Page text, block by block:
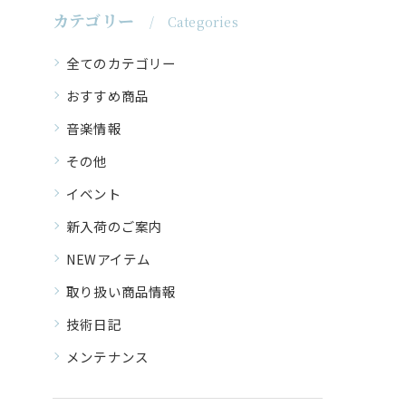
カテゴリー Categories
全てのカテゴリー
おすすめ商品
音楽情報
その他
イベント
新入荷のご案内
NEWアイテム
取り扱い商品情報
技術日記
メンテナンス